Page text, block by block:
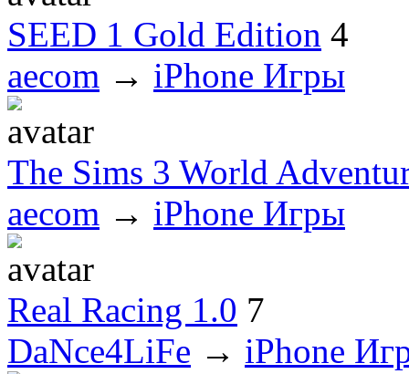
SEED 1 Gold Edition 4
aecom → iPhone Игры
The Sims 3 World
aecom → iPhone Игры
Real Racing 1.0 7
DaNce4LiFe → iPhone